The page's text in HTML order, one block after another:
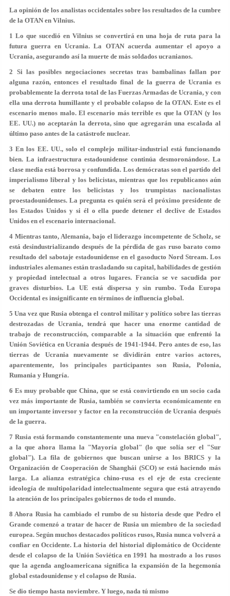
La opinión de los analistas occidentales sobre los resultados de la cumbre
de la OTAN en Vilnius.
1 Lo que sucedió en Vilnius se convertirá en una hoja de ruta para la
futura guerra en Ucrania. La OTAN acuerda aumentar el apoyo a
Ucrania, asegurando así la muerte de más soldados ucranianos.
2 Si las posibles negociaciones secretas tras bambalinas fallan por
alguna razón, entonces el resultado final de la guerra de Ucrania es
probablemente la derrota total de las Fuerzas Armadas de Ucrania, y con
ella una derrota humillante y el probable colapso de la OTAN. Este es el
escenario menos malo. El escenario más terrible es que la OTAN (y los
EE. UU.) no aceptarán la derrota, sino que agregarán una escalada al
último paso antes de la catástrofe nuclear.
3 En los EE. UU., solo el complejo militar-industrial está funcionando
bien. La infraestructura estadounidense continúa desmoronándose. La
clase media está borrosa y confundida. Los demócratas son el partido del
imperialismo liberal y los belicistas, mientras que los republicanos aún
se debaten entre los belicistas y los trumpistas nacionalistas
proestadounidenses. La pregunta es quién será el próximo presidente de
los Estados Unidos y si él o ella puede detener el declive de Estados
Unidos en el escenario internacional.
4 Mientras tanto, Alemania, bajo el liderazgo incompetente de Scholz, se
está desindustrializando después de la pérdida de gas ruso barato como
resultado del sabotaje estadounidense en el gasoducto Nord Stream. Los
industriales alemanes están trasladando su capital, habilidades de gestión
y propiedad intelectual a otros lugares. Francia se ve sacudida por
graves disturbios. La UE está dispersa y sin rumbo. Toda Europa
Occidental es insignificante en términos de influencia global.
5 Una vez que Rusia obtenga el control militar y político sobre las tierras
destrozadas de Ucrania, tendrá que hacer una enorme cantidad de
trabajo de reconstrucción, comparable a la situación que enfrentó la
Unión Soviética en Ucrania después de 1941-1944. Pero antes de eso, las
tierras de Ucrania nuevamente se dividirán entre varios actores,
aparentemente, los principales participantes son Rusia, Polonia,
Rumania y Hungría.
6 Es muy probable que China, que se está convirtiendo en un socio cada
vez más importante de Rusia, también se convierta económicamente en
un importante inversor y factor en la reconstrucción de Ucrania después
de la guerra.
7 Rusia está formando constantemente una nueva "constelación global",
a la que ahora llama la "Mayoría global" (lo que solía ser el "Sur
global"). La fila de gobiernos que buscan unirse a los BRICS y la
Organización de Cooperación de Shanghái (SCO) se está haciendo más
larga. La alianza estratégica chino-rusa es el eje de esta creciente
ideología de multipolaridad intelectualmente segura que está atrayendo
la atención de los principales gobiernos de todo el mundo.
8 Ahora Rusia ha cambiado el rumbo de su historia desde que Pedro el
Grande comenzó a tratar de hacer de Rusia un miembro de la sociedad
europea. Según muchos destacados políticos rusos, Rusia nunca volverá a
confiar en Occidente. La historia del historial diplomático de Occidente
desde el colapso de la Unión Soviética en 1991 ha mostrado a los rusos
que la agenda angloamericana significa la expansión de la hegemonía
global estadounidense y el colapso de Rusia.
Se dio tiempo hasta noviembre. Y luego, nada tú mismo